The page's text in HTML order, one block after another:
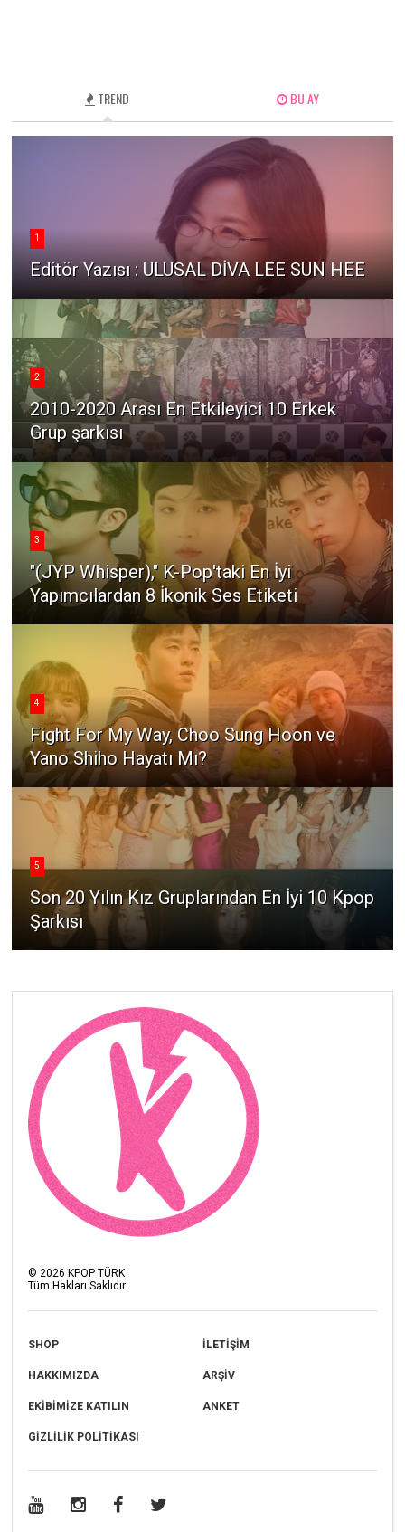
TREND BU AY
1
Editör Yazısı : ULUSAL DİVA LEE SUN HEE
2
2010-2020 Arası En Etkileyici 10 Erkek
Grup şarkısı
3
"(JYP Whisper)," K-Pop'taki En İyi
Yapımcılardan 8 İkonik Ses Etiketi
4
Fight For My Way, Choo Sung Hoon ve
Yano Shiho Hayatı Mı?
5
Son 20 Yılın Kız Gruplarından En İyi 10 Kpop
Şarkısı
©2026 KPOP TÜRK
Tüm Hakları Saklıdır.
SHOP İLETİŞİM
HAKKIMIZDA ARŞİV
EKİBİMİZE KATILIN ANKET
GİZLİLİK POLİTİKASI